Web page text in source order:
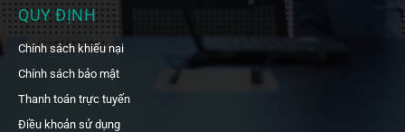
QUY ĐỊNH
Chính sách khiếu nại
Chính sách bảo mật
Thanh toán trực tuyến
Điều khoản sử dụng